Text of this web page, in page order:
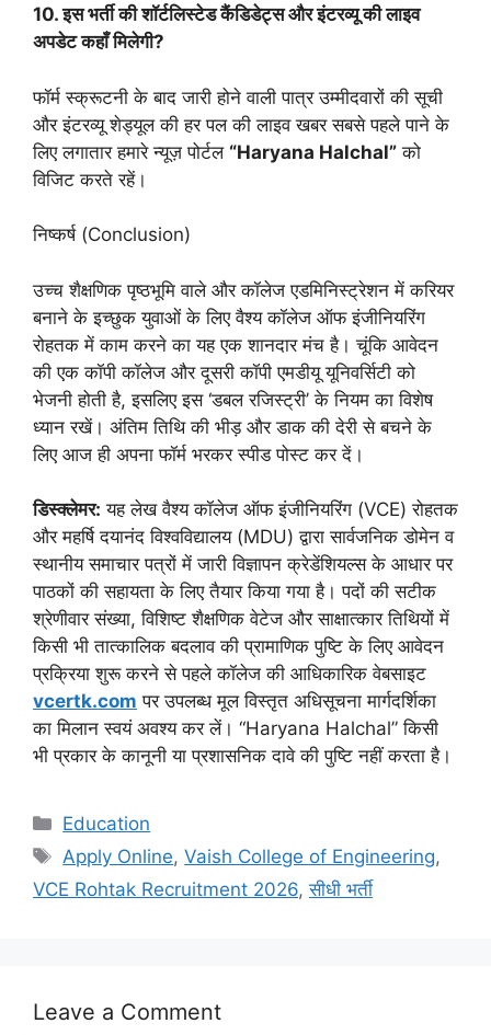
10. इस भर्ती की शॉर्टलिस्टेड कैंडिडेट्स और इंटरव्यू की लाइव
अपडेट कहाँ मिलेगी?
फॉर्म स्क्रूटनी के बाद जारी होने वाली पात्र उम्मीदवारों की सूची
और इंटरव्यू शेड्यूल की हर पल की लाइव खबर सबसे पहले पाने के
लिए लगातार हमारे न्यूज़ पोर्टल “Haryana Halchal” को
विजिट करते रहें।
निष्कर्ष (Conclusion)
उच्च शैक्षणिक पृष्ठभूमि वाले और कॉलेज एडमिनिस्ट्रेशन में करियर
बनाने के इच्छुक युवाओं के लिए वैश्य कॉलेज ऑफ इंजीनियरिंग
रोहतक में काम करने का यह एक शानदार मंच है। चूंकि आवेदन
की एक कॉपी कॉलेज और दूसरी कॉपी एमडीयू यूनिवर्सिटी को
भेजनी होती है, इसलिए इस ‘डबल रजिस्ट्री’ के नियम का विशेष
ध्यान रखें। अंतिम तिथि की भीड़ और डाक की देरी से बचने के
लिए आज ही अपना फॉर्म भरकर स्पीड पोस्ट कर दें।
डिस्क्लेमर: यह लेख वैश्य कॉलेज ऑफ इंजीनियरिंग (VCE) रोहतक
और महर्षि दयानंद विश्वविद्यालय (MDU) द्वारा सार्वजनिक डोमेन व
स्थानीय समाचार पत्रों में जारी विज्ञापन क्रेडेंशियल्स के आधार पर
पाठकों की सहायता के लिए तैयार किया गया है। पदों की सटीक
श्रेणीवार संख्या, विशिष्ट शैक्षणिक वेटेज और साक्षात्कार तिथियों में
किसी भी तात्कालिक बदलाव की प्रामाणिक पुष्टि के लिए आवेदन
प्रक्रिया शुरू करने से पहले कॉलेज की आधिकारिक वेबसाइट
vcertk.com पर उपलब्ध मूल विस्तृत अधिसूचना मार्गदर्शिका
का मिलान स्वयं अवश्य कर लें। “Haryana Halchal” किसी
भी प्रकार के कानूनी या प्रशासनिक दावे की पुष्टि नहीं करता है।
Categories
Education
Tags
Apply Online,Vaish College of Engineering,
VCE Rohtak Recruitment 2026,सीधी भर्ती
Leave a Comment